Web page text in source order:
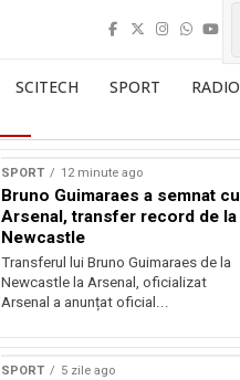
SCITECH SPORT RADIO
SPORT 12 minute ago
Bruno Guimaraes a semnat cu
Arsenal, transfer record de la
Newcastle
Transferul lui Bruno Guimaraes de la
Newcastle la Arsenal, oficializat
Arsenal a anunțat oficial...
SPORT 5 zile ago